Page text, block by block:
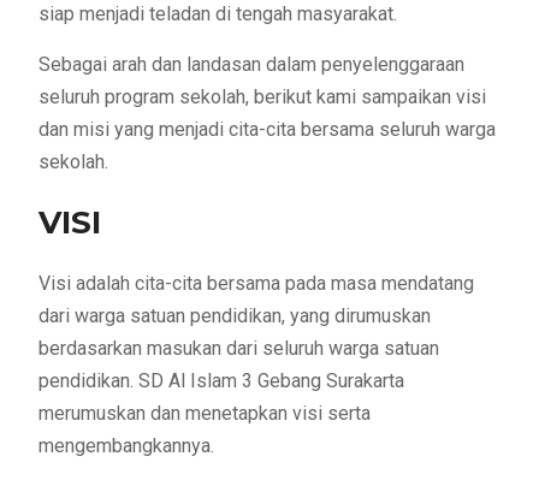
siap menjadi teladan di tengah masyarakat.
Sebagai arah dan landasan dalam penyelenggaraan
seluruh program sekolah, berikut kami sampaikan visi
dan misi yang menjadi cita-cita bersama seluruh warga
sekolah.
VISI
Visi adalah cita-cita bersama pada masa mendatang
dari warga satuan pendidikan, yang dirumuskan
berdasarkan masukan dari seluruh warga satuan
pendidikan. SD Al Islam 3 Gebang Surakarta
merumuskan dan menetapkan visi serta
mengembangkannya.